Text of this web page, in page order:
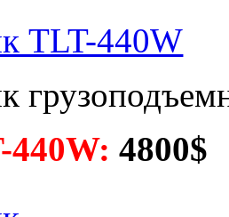
TLT-440W
4800$